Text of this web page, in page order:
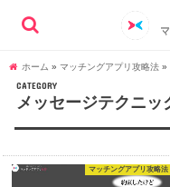
ホーム » マッチングアプリ攻略法 »
CATEGORY
メッセージテクニッ
マッチングアプリ攻略法